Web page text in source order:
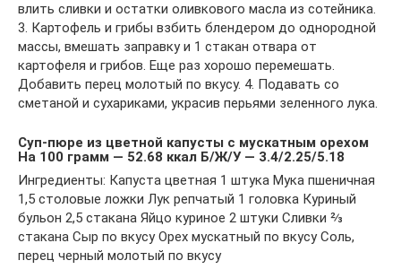
влить сливки и остатки оливкового масла из сотейника.
3. Картофель и грибы взбить блендером до однородной
массы, вмешать заправку и 1 стакан отвара от
картофеля и грибов. Еще раз хорошо перемешать.
Добавить перец молотый по вкусу. 4. Подавать со
сметаной и сухариками, украсив перьями зеленного лука.
Суп-пюре из цветной капусты с мускатным орехом
На 100 грамм — 52.68 ккал Б/Ж/У — 3.4/2.25/5.18
Ингредиенты: Капуста цветная 1 штука Мука пшеничная
1,5 столовые ложки Лук репчатый 1 головка Куриный
бульон 2,5 стакана Яйцо куриное 2 штуки Сливки ⅔
стакана Сыр по вкусу Орех мускатный по вкусу Соль,
перец черный молотый по вкусу